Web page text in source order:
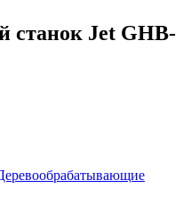
станок Jet GHB-